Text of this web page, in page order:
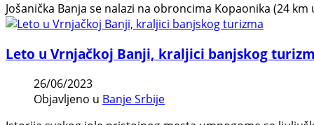
Jošanička Banja se nalazi na obroncima Kopaonika (24
Leto u Vrnjačkoj Banji, kraljici banjskog
26/06/2023
Objavljeno u Banje Srbije